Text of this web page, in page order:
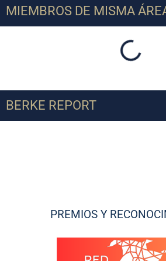
MIEMBROS DE MISMA
BERKE REPORT
PREMIOS Y